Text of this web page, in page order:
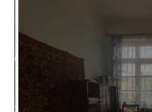
"Аверс"